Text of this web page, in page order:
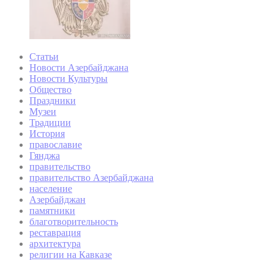
Статьи
Новости Азербайджана
Новости Культуры
Общество
Праздники
Музеи
Традиции
История
православие
Гянджа
правительство
правительство Азербайджана
население
Азербайджан
памятники
благотворительность
реставрация
архитектура
религии на Кавказе